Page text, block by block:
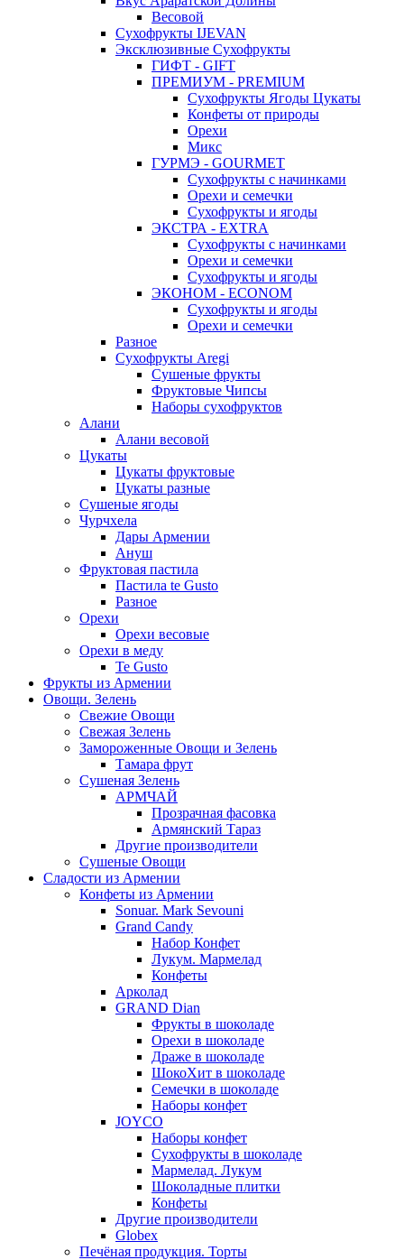
Весовой
Сухофрукты IJEVAN
Эксклюзивные Сухофрукты
ГИФТ - GIFT
ПРЕМИУМ - PREMIUM
Сухофрукты Ягоды Цукаты
Конфеты от природы
Орехи
Микс
ГУРМЭ - GOURMET
Сухофрукты с начинками
Орехи и семечки
Сухофрукты и ягоды
ЭКСТРА - EXTRA
Сухофрукты с начинками
Орехи и семечки
Сухофрукты и ягоды
ЭКОНОМ - ECONOM
Сухофрукты и ягоды
Орехи и семечки
Разное
Сухофрукты Aregi
Сушеные фрукты
Фруктовые Чипсы
Наборы сухофруктов
Алани
Алани весовой
Цукаты
Цукаты фруктовые
Цукаты разные
Сушеные ягоды
Чурчхела
Дары Армении
Ануш
Фруктовая пастила
Пастила te Gusto
Разное
Орехи
Орехи весовые
Орехи в меду
Te Gusto
Фрукты из Армении
Овощи. Зелень
Свежие Овощи
Свежая Зелень
Замороженные Овощи и Зелень
Тамара фрут
Сушеная Зелень
АРМЧАЙ
Прозрачная фасовка
Армянский Тараз
Другие производители
Сушеные Овощи
Сладости из Армении
Конфеты из Армении
Sonuar. Mark Sevouni
Grand Candy
Набор Конфет
Лукум. Мармелад
Конфеты
Арколад
GRAND Dian
Фрукты в шоколаде
Орехи в шоколаде
Драже в шоколаде
ШокоХит в шоколаде
Семечки в шоколаде
Наборы конфет
JOYCO
Наборы конфет
Сухофрукты в шоколаде
Мармелад. Лукум
Шоколадные плитки
Конфеты
Другие производители
Globex
Печёная продукция. Торты